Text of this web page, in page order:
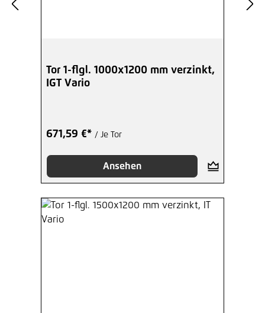
Tor 1-flgl. 1000x1200 mm verzinkt,
IGT Vario
671,59 €* / Je Tor
Ansehen